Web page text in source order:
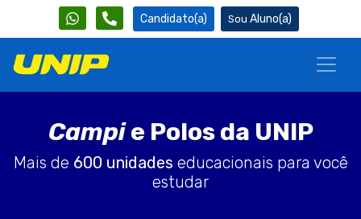
Candidato(a) Aluno(a)
Campie Polos da UNIP
Mais de 600 unidades educacionais para você
estudar